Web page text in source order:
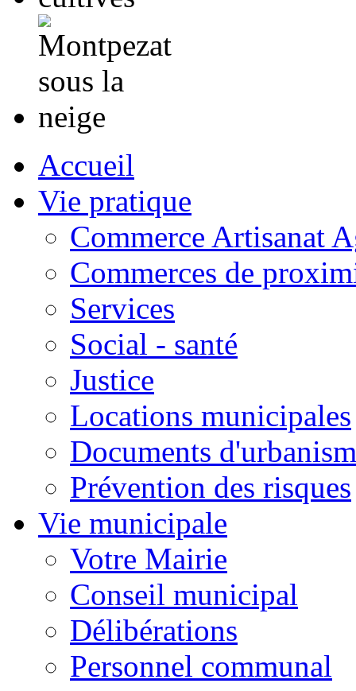
Accueil
Vie pratique
Commerce Artisanat
Commerces de
Services
Social - santé
Justice
Locations municipales
Documents
Prévention des risques
Vie municipale
Votre Mairie
Conseil municipal
Délibérations
Personnel communal